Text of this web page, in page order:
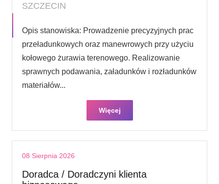
SZCZECIN
Opis stanowiska: Prowadzenie precyzyjnych prac
przeładunkowych oraz manewrowych przy użyciu
kołowego żurawia terenowego. Realizowanie
sprawnych podawania, załadunków i rozładunków
materiałów...
Więcej
08 Sierpnia 2026
Doradca / Doradczyni klienta